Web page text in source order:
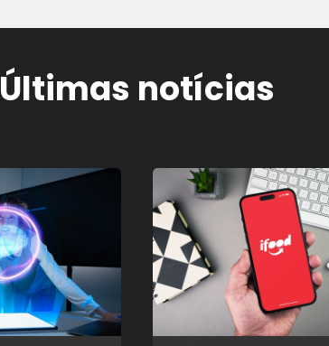
Últimas notícias